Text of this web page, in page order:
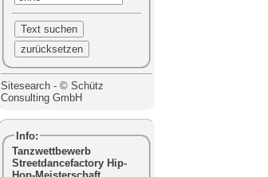
Sitesearch - © Schütz
Consulting GmbH
Info:
Tanzwettbewerb
Streetdancefactory Hip-